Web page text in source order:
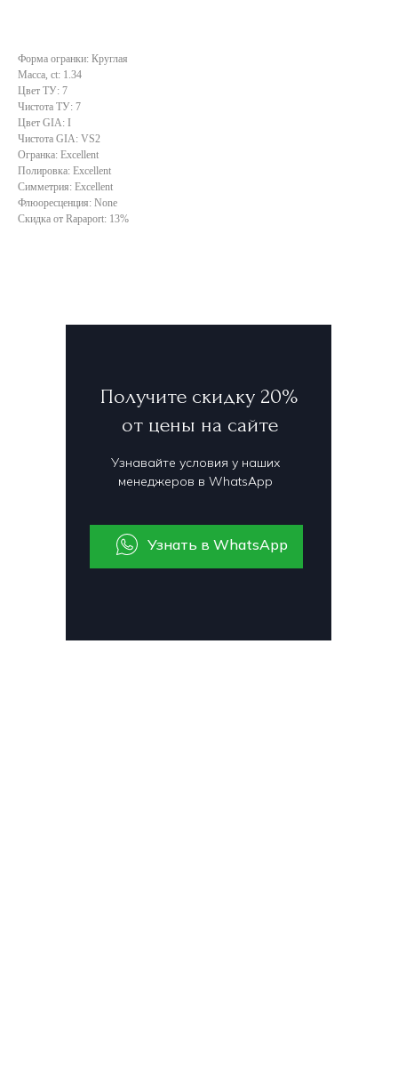
Форма огранки: Круглая
Масса, ct: 1.34
Цвет ТУ: 7
Чистота ТУ: 7
Цвет GIA: I
Чистота GIA: VS2
Огранка: Excellent
Полировка: Excellent
Симметрия: Excellent
Флюоресценция: None
Скидка от Rapaport: 13%
Получите скидку 20%
от цены на сайте
Узнавайте условия у наших
менеджеров в WhatsApp
Узнать в WhatsApp